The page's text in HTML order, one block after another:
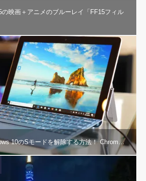
映画＋アニメのブルーレイ「FF15フィル
10のSモードを解除する方法！ Chrom…